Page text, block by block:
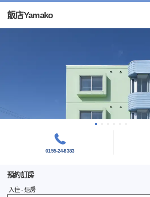
飯店Yamako
0155-24-8383
預約訂房
入住 - 退房